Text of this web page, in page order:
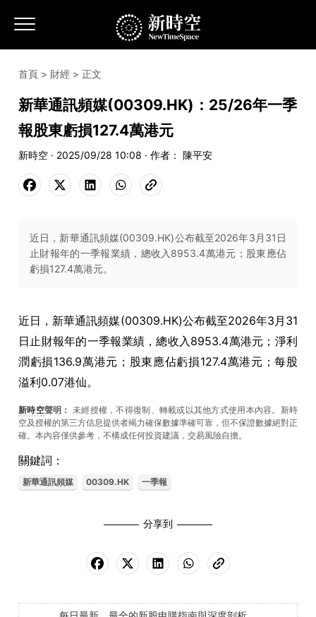
首頁 > 財經 > 正文
新華通訊頻媒(00309.HK)：25/26年一季
報股東虧損127.4萬港元
新時空 · 2025/09/28 10:08 · 作者： 陳平安
近日，新華通訊頻媒(00309.HK)公布截至2026年3月31日
止財報年的一季報業績，總收入8953.4萬港元；股東應佔
虧損127.4萬港元。
近日，新華通訊頻媒(00309.HK)公布截至2026年3月31
日止財報年的一季報業績，總收入8953.4萬港元；淨利
潤虧損136.9萬港元；股東應佔虧損127.4萬港元；每股
溢利0.07港仙。
新時空聲明： 未經授權，不得復制、轉載或以其他方式使用本內容。新時
空及授權的第三方信息提供者竭力確保數據準確可靠，但不保證數據絕對正
確。本內容僅供參考，不構成任何投資建議，交易風險自擔。
關鍵詞：
新華通訊頻媒 00309.HK 一季報
分享到